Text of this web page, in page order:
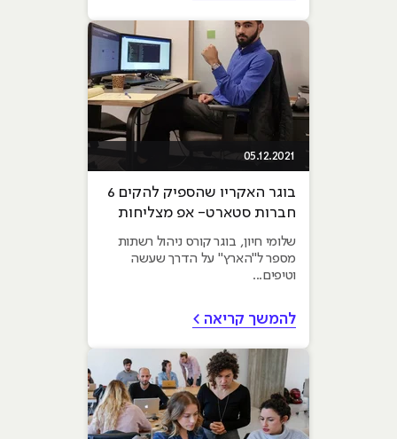
05.12.2021
בוגר האקריו שהספיק להקים 6
חברות סטארט- אפ מצליחות
והוא רק בן 20
שלומי חיון, בוגר קורס ניהול רשתות
מספר ל"הארץ" על הדרך שעשה
וטיפים...
להמשך קריאה >